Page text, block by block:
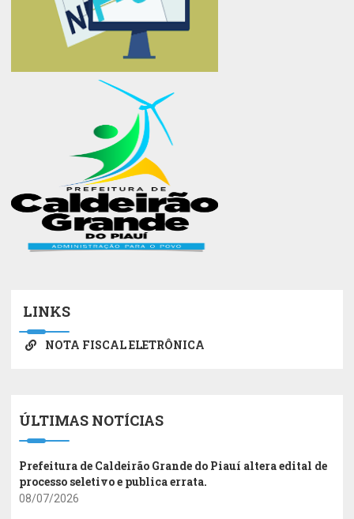
LINKS
NOTA FISCAL ELETRÔNICA
ÚLTIMAS NOTÍCIAS
Prefeitura de Caldeirão Grande do Piauí altera edital de
processo seletivo e publica errata.
08/07/2026